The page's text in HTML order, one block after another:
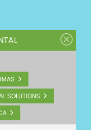
SOLUTIONS